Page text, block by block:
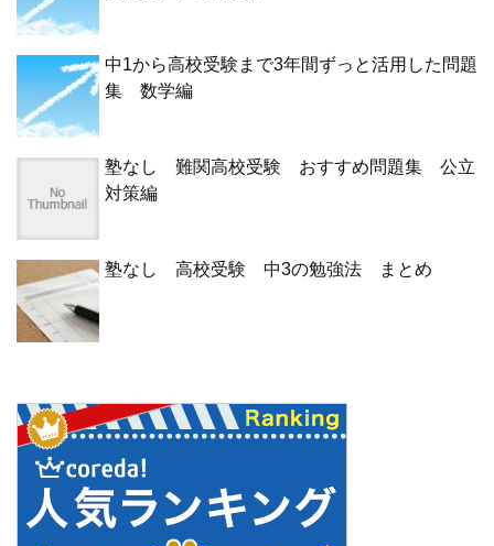
中1から高校受験まで3年間ずっと活用した問題
集 数学編
塾なし 難関高校受験 おすすめ問題集 公立
対策編
塾なし 高校受験 中3の勉強法 まとめ